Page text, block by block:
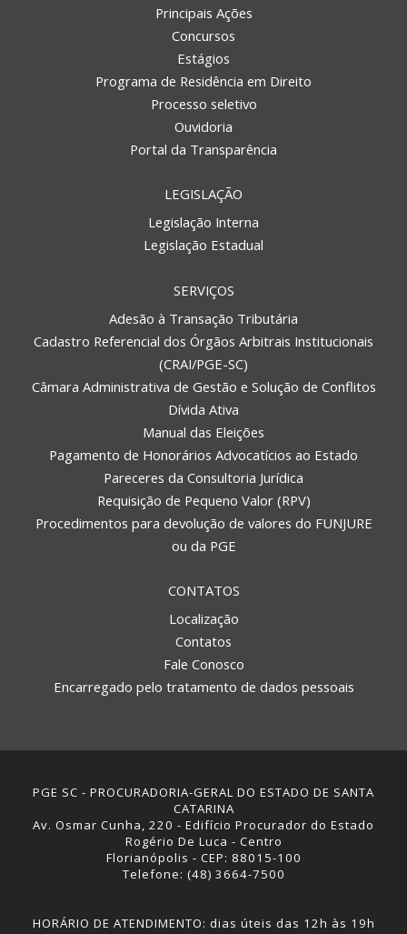
Principais Ações
Concursos
Estágios
Programa de Residência em Direito
Processo seletivo
Ouvidoria
Portal da Transparência
LEGISLAÇÃO
Legislação Interna
Legislação Estadual
SERVIÇOS
Adesão à Transação Tributária
Cadastro Referencial dos Órgãos Arbitrais Institucionais
(CRAI/PGE-SC)
Câmara Administrativa de Gestão e Solução de Conflitos
Dívida Ativa
Manual das Eleições
Pagamento de Honorários Advocatícios ao Estado
Pareceres da Consultoria Jurídica
Requisição de Pequeno Valor (RPV)
Procedimentos para devolução de valores do FUNJURE
ou da PGE
CONTATOS
Localização
Contatos
Fale Conosco
Encarregado pelo tratamento de dados pessoais
PGE SC - PROCURADORIA-GERAL DO ESTADO DE SANTA
CATARINA
Av. Osmar Cunha, 220 - Edifício Procurador do Estado
Rogério De Luca - Centro
Florianópolis - CEP: 88015-100
Telefone: (48) 3664-7500
HORÁRIO DE ATENDIMENTO: dias úteis das 12h às 19h